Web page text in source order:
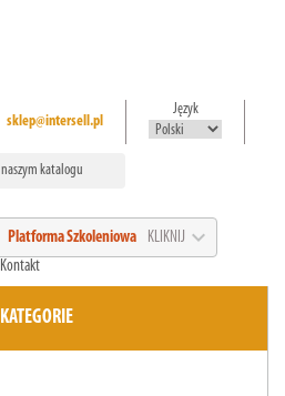
sklep@intersell.pl
Język
Platforma Szkoleniowa KLIKNIJ expand_more
Kontakt
KATEGORIE